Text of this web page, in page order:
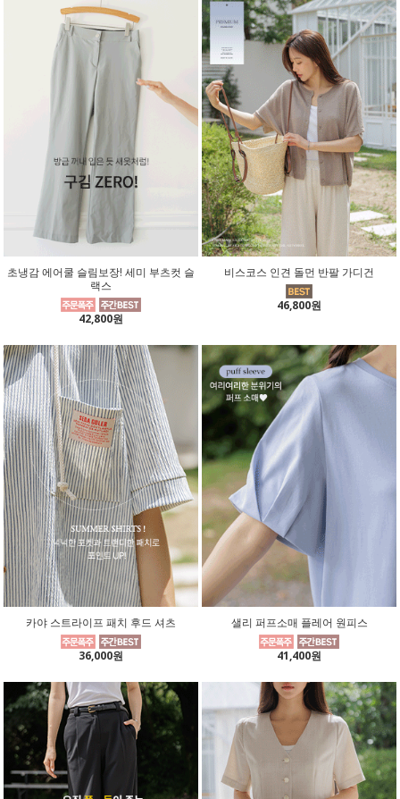
초냉감 에어쿨 슬림보장! 세미 부츠컷 슬
랙스
42,800원
비스코스 인견 돌먼 반팔 가디건
46,800원
카야 스트라이프 패치 후드 셔츠
36,000원
샐리 퍼프소매 플레어 원피스
41,400원